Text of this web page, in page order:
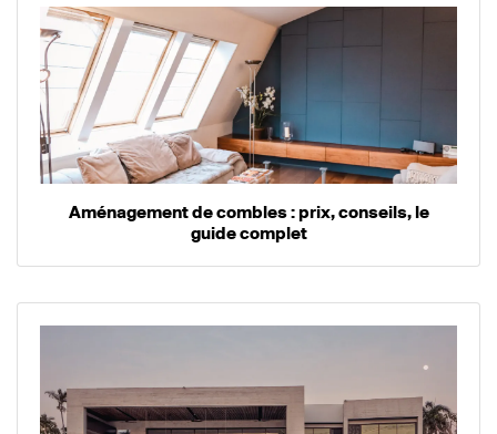
Aménagement de combles : prix, conseils, le
guide complet